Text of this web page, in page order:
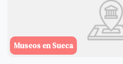
Museos en Sueca